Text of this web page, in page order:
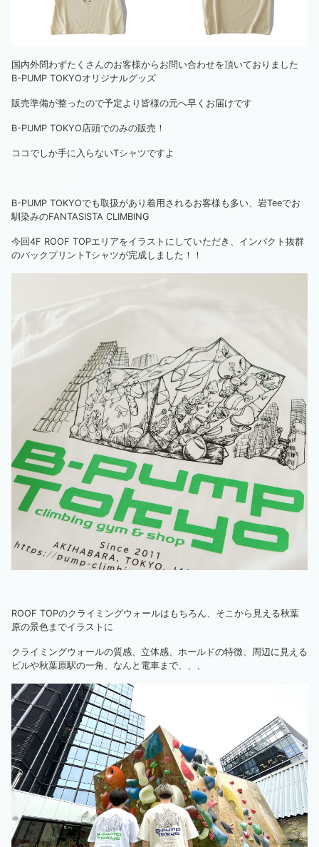
国内外問わずたくさんのお客様からお問い合わせを頂いておりました
B-PUMP TOKYOオリジナルグッズ
販売準備が整ったので予定より皆様の元へ早くお届けです
B-PUMP TOKYO店頭でのみの販売！
ココでしか手に入らないTシャツですよ
B-PUMP TOKYOでも取扱があり着用されるお客様も多い、岩Teeでお
馴染みのFANTASISTA CLIMBING
今回4F ROOF TOPエリアをイラストにしていただき、インパクト抜群
のバックプリントTシャツが完成しました！！
ROOF TOPのクライミングウォールはもちろん、そこから見える秋葉
原の景色までイラストに
クライミングウォールの質感、立体感、ホールドの特徴、周辺に見える
ビルや秋葉原駅の一角、なんと電車まで、、、